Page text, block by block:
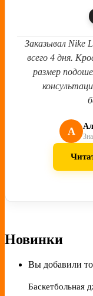
Заказывал Nike
всего 4 дня.
размер
А
Новинки
Вы добавили
Баскетбольная